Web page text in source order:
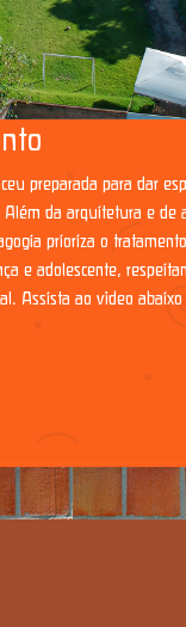
preparada para dar
da arquitetura e de
prioriza o tratamento
e adolescente,
Assista ao vídeo abaixo